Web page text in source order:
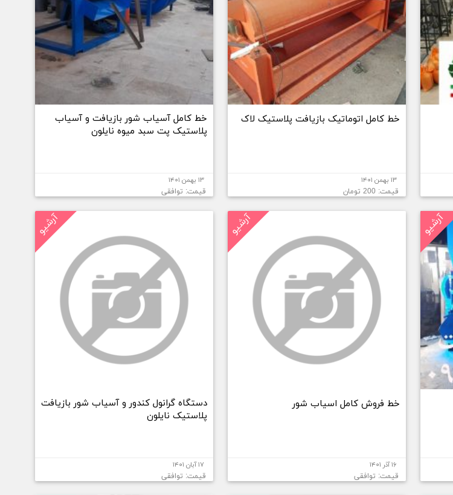
خط کامل اتوماتیک بازیافت پلاستیک لاک
۱۳ بهمن ۱۴۰۱
قیمت: 200 تومان
خط کامل آسیاب شور بازیافت و آسیاب
پلاستیک پت سبد میوه نایلون
۱۳ بهمن ۱۴۰۱
قیمت: توافقی
آرشیو آرشیو
خط فروش کامل اسیاب شور
۱۶ آذر ۱۴۰۱
قیمت: توافقی
آرشیو
دستگاه گرانول کندور و آسیاب شور بازیافت
پلاستیک نایلون
۱۷ آبان ۱۴۰۱
قیمت: توافقی